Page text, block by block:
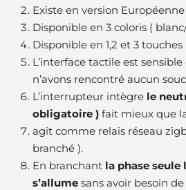
Existe en version
Disponible en 3 coloris (
Disponible en 1,2 et 3 touches
L’interface tactile est
n’avons rencontré aucun
L’interrupteur intègre le
obligatoire ) fait mieux que
agit comme relais réseau
branché ).
En branchant la phase
s’allume sans avoir besoin de